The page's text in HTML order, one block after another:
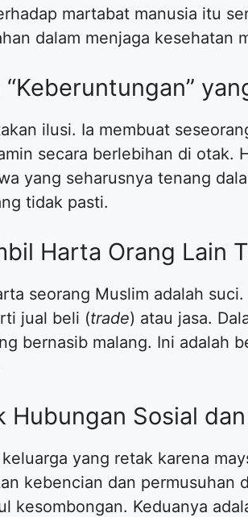
martabat manusia itu
dalam menjaga kesehatan
“Keberuntungan”
ilusi. Ia membuat
secara berlebihan di otak.
yang seharusnya tenang
tidak pasti.
Harta Orang Lain
seorang Muslim adalah
jual beli (trade) atau jasa.
bernasib malang. Ini adalah
Hubungan Sosial
yang retak karena
kebencian dan permusuhan
kesombongan. Keduanya